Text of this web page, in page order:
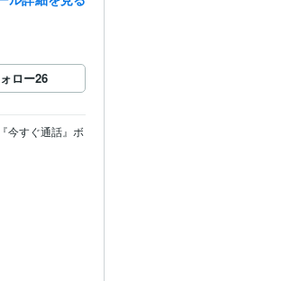
ロー26
今すぐ通話』ボ